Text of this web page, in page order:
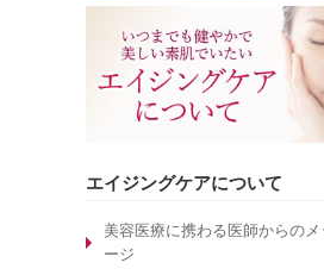
エイジングケアについて
美容医療に携わる医師からのメ
ージ